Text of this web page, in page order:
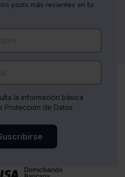
posts más recientes en tu
la información básica
Protección de Datos
cliente
pago